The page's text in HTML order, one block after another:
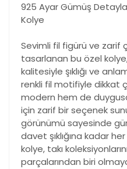
925 Ayar Gümüş
Kolye
Sevimli fil figürü ve zarif
tasarlanan bu özel
kalitesiyle şıklığı ve
renkli fil motifiyle dikkat
modern hem de
için zarif bir seçenek
görünümü sayesinde
davet şıklığına kadar
kolye, takı
parçalarından biri